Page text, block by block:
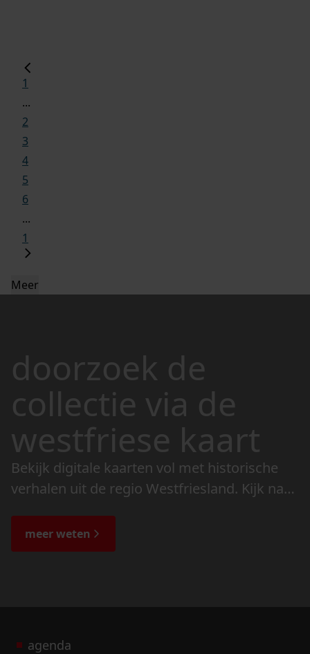
1
...
2
3
4
5
6
...
1
Meer
doorzoek de
collectie via de
westfriese kaart
Bekijk digitale kaarten vol met historische
verhalen uit de regio Westfriesland. Kijk naar
de bijzondere verhalen.
meer weten
agenda